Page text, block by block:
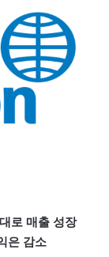
로 매출 성장
은 감소